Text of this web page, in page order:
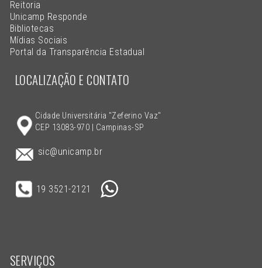
Reitoria
Unicamp Responde
Bibliotecas
Mídias Sociais
Portal da Transparência Estadual
LOCALIZAÇÃO E CONTATO
Cidade Universitária "Zeferino Vaz"
CEP 13083-970 | Campinas-SP
sic@unicamp.br
19 3521-2121
SERVIÇOS